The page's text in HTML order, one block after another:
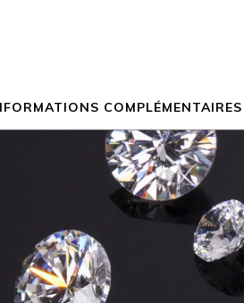
COMPLÉMENTAIRES